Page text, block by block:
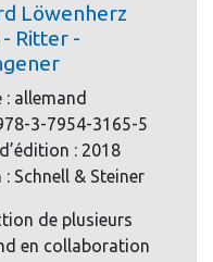
Löwenherz
- Ritter -
: allemand
3-7954-3165-5
: 2018
Schnell & Steiner
de plusieurs
en collaboration